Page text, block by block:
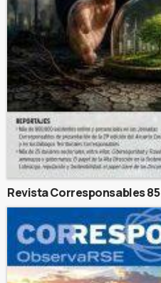
Revista Corresponsables 85